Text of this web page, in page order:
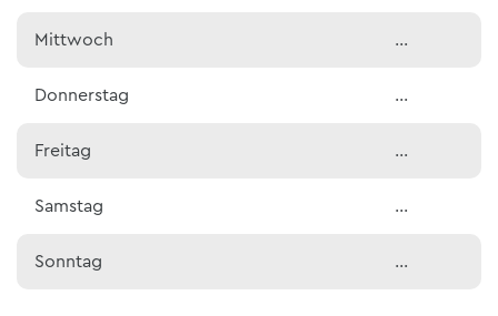
Mittwoch …
Donnerstag …
Freitag …
Samstag …
Sonntag …